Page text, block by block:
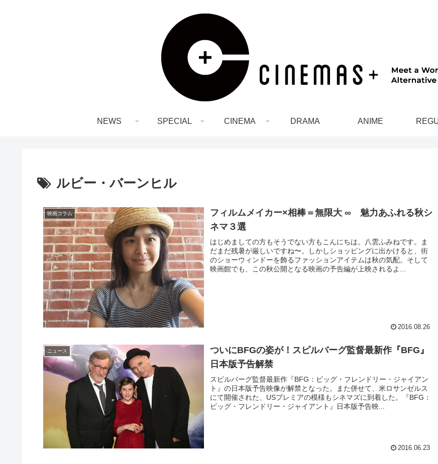
NEWS SPECIAL CINEMA DRAMA ANIME
ルビー・バーンヒル
映画コラム
フィルムメイカー×相棒＝無限大 ∞ 魅力あふれる秋シ
ネマ３選
はじめましての方もそうでない方もこんにちは。八雲ふみねです。ま
だまだ残暑が厳しいですね〜。しかしショッピングに出かけると、街
のショーウィンドーを飾るファッションアイテムは秋の気配。そして
映画館でも、この秋公開となる映画の予告編が上映されるよ...
2016.08.26
ニュース
ついにBFGの姿が！スピルバーグ監督最新作『BFG』
日本版予告解禁
スピルバーグ監督最新作『BFG：ビッグ・フレンドリー・ジャイアン
ト』の日本版予告映像が解禁となった。また併せて、米ロサンゼルス
にて開催された、USプレミアの模様もシネマズに到着した。『BFG：
ビッグ・フレンドリー・ジャイアント』日本版予告映...
2016.06.23